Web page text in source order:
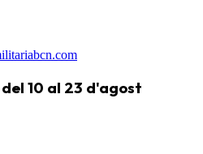
10 al 23 d'agost